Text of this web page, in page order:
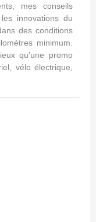
mes conseils
innovations du
des conditions
minimum.
qu'une promo
vélo électrique,